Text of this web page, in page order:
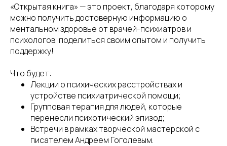
«Открытая книга» — это проект, благодаря которому
можно получить достоверную информацию о
ментальном здоровье от врачей-психиатров и
психологов, поделиться своим опытом и получить
поддержку!
Что будет:
Лекции о психических расстройствах и
устройстве психиатрической помощи;
Групповая терапия для людей, которые
перенесли психотический эпизод;
Встречи в рамках творческой мастерской с
писателем Андреем Гоголевым.